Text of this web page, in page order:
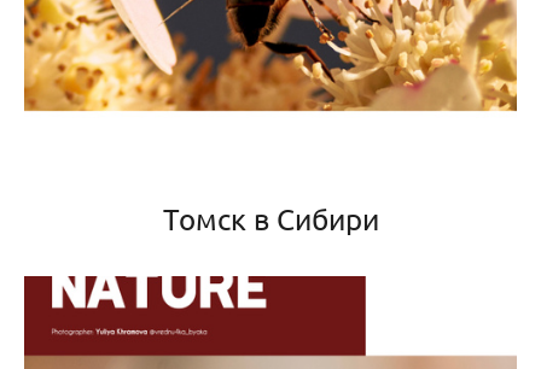
Томск в Сибири